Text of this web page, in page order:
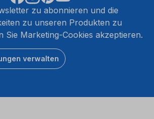
zu abonnieren und die
zu unseren Produkten zu
Sie Marketing-Cookies akzeptieren.
verwalten